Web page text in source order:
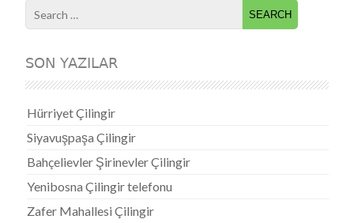
Search for:
SON YAZILAR
Hürriyet Çilingir
Siyavuşpaşa Çilingir
Bahçelievler Şirinevler Çilingir
Yenibosna Çilingir telefonu
Zafer Mahallesi Çilingir